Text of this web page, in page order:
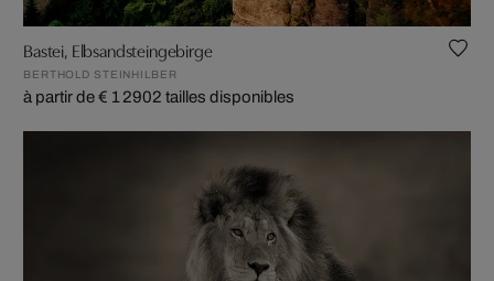
Bastei, Elbsandsteingebirge
BERTHOLD STEINHILBER
à partir de € 1 2902 tailles disponibles